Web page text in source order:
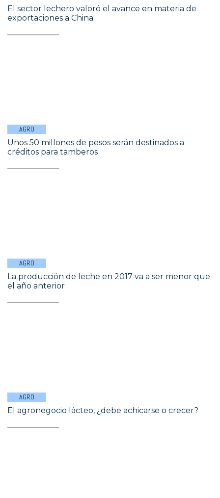
El sector lechero valoró el avance en materia de
exportaciones a China
AGRO
Unos 50 millones de pesos serán destinados a
créditos para tamberos
AGRO
La producción de leche en 2017 va a ser menor que
el año anterior
AGRO
El agronegocio lácteo, ¿debe achicarse o crecer?